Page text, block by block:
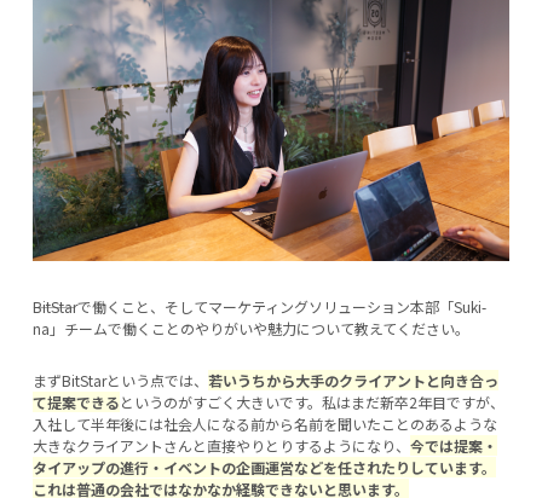
―――BitStarで働くこと、そしてマーケティングソリューション本部「Suki-
na」チームで働くことのやりがいや魅力について教えてください。
まずBitStarという点では、 若いうちから大手のクライアントと向き合っ
て提案できるというのがすごく大きいです。私はまだ新卒2年目ですが、
入社して半年後には社会人になる前から名前を聞いたことのあるような
大きなクライアントさんと直接やりとりするようになり、 今では提案・
タイアップの進行・イベントの企画運営などを任されたりしています。
これは普通の会社ではなかなか経験できないと思います。